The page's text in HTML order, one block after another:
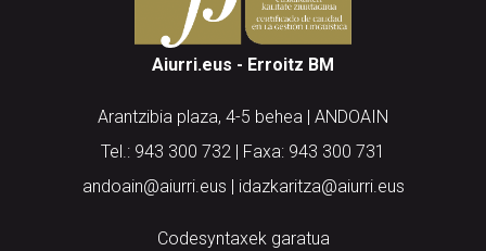
Aiurri.eus - Erroitz BM
Arantzibia plaza, 4-5 behea | ANDOAIN
Tel.: 943 300 732 | Faxa: 943 300 731
andoain@aiurri.eus | idazkaritza@aiurri.eus
Codesyntaxek garatua